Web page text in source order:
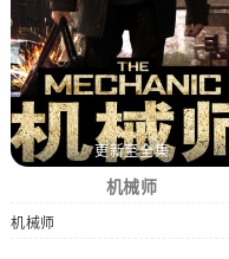
更新至全集
机械师
机械师